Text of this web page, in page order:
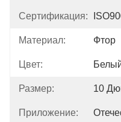
Сертификация:
Материал: Фтор
Цвет:
Размер: 10
Приложение: